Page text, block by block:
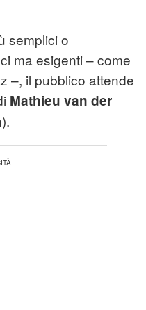
semplici o
ma esigenti – come
–, il pubblico attende
Mathieu van der